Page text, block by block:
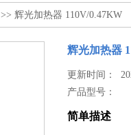
>> 辉光加热器 110V/0.47KW
辉光加热器
更新时间：
产品型号：
简单描述